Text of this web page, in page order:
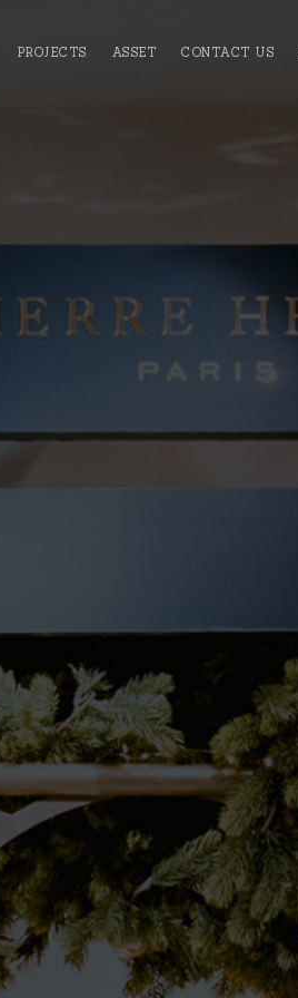
PROJECTS ASSET CONTACT US